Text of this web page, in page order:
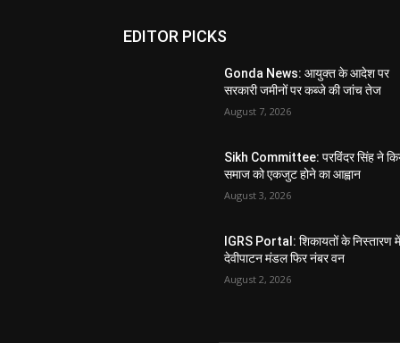
EDITOR PICKS
Gonda News: आयुक्त के आदेश पर
सरकारी जमीनों पर कब्जे की जांच तेज
August 7, 2026
Sikh Committee: परविंदर सिंह ने
समाज को एकजुट होने का आह्वान
August 3, 2026
IGRS Portal: शिकायतों के निस्तारण
देवीपाटन मंडल फिर नंबर वन
August 2, 2026